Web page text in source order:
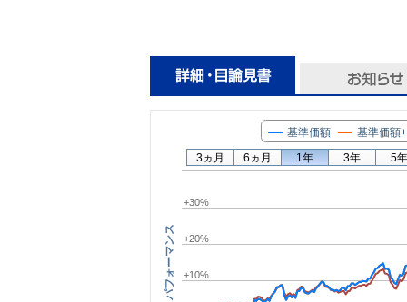
パフォーマンス
基準価額 基準価額
+10%
+20%
+30%
3ヵ月 6ヵ月 1年 3年 5年